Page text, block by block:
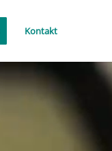
Kontakt